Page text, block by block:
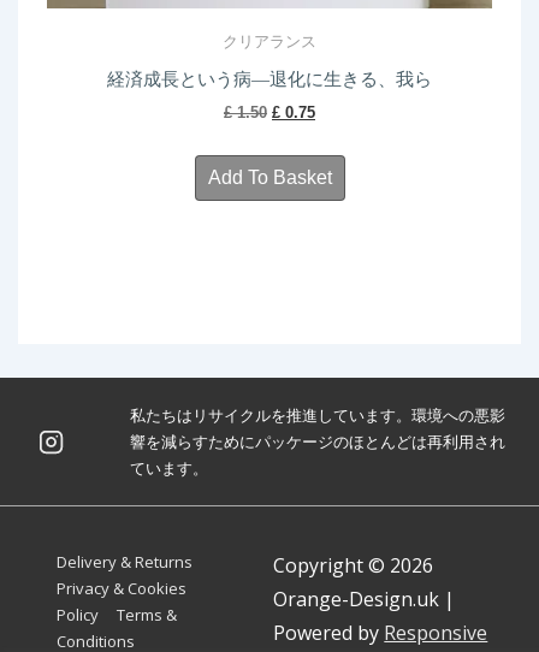
クリアランス
経済成長という病―退化に生きる、我ら
£1.50 Original
was:
£ 1.50.
£ 0.75Current
is:
£ 0.75.
Add To Basket
私たちはリサイクルを推進しています。環境への悪影
響を減らすためにパッケージのほとんどは再利用され
ています。
Footer
Menu
Delivery & Returns
Privacy & Cookies
Policy
Terms &
Conditions
Copyright © 2026
Orange-Design.uk |
Powered by Responsive